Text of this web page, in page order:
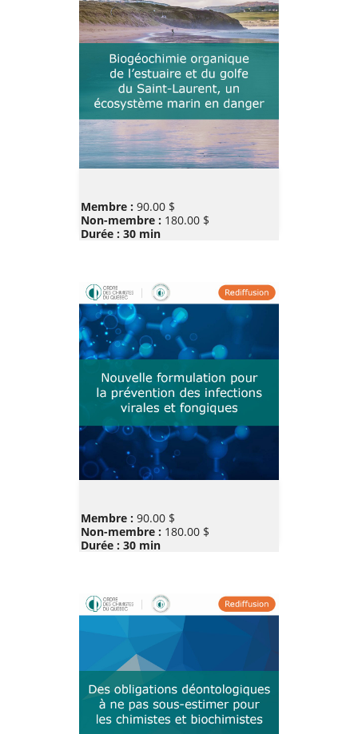
Prix
Membre : 90.00 $
Non-membre : 180.00 $
Durée : 30 min
Prix
Membre : 90.00 $
Non-membre : 180.00 $
Durée : 30 min